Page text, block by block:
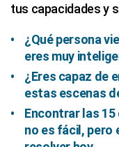
tus capacidades y
¿Qué persona
eres muy
¿Eres capaz de
estas escenas
Encontrar las 15
no es fácil, pero